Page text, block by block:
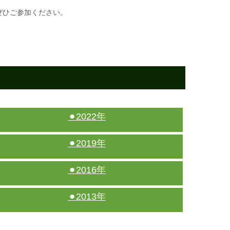
ご参加ください。
⚫︎2022年
⚫︎2019年
⚫︎2016年
⚫︎2013年